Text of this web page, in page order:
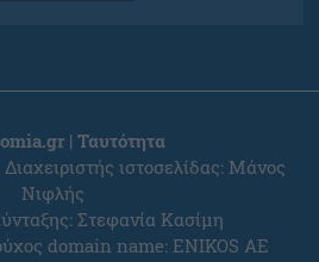
| Ταυτότητα
ιστοσελίδας: Μάνος
Νιφλής
Στεφανία Κασίμη
domain name: ENIKOS AE